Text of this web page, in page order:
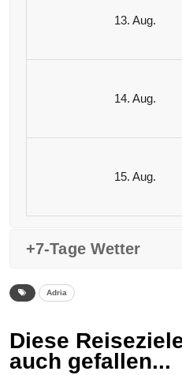
13. Aug.
14. Aug.
15. Aug.
+7-Tage Wetter
Adria
Diese
auch gefallen...